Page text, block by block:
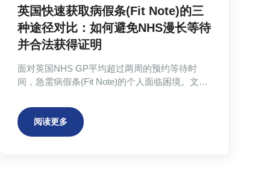
英国快速获取病假条(Fit Note)的三
种途径对比：如何避免NHS漫长等待
并合法获得证明
面对英国NHS GP平均超过两周的预约等待时
间，急需病假条(Fit Note)的个人面临困境。文章
度极慢）、昂贵的线下私人诊所（速度快但费用
高）以及在线私人医生（速度快、价格适中、足
不出户）。通过对比表，明确指出在线私人医生
阅读更多